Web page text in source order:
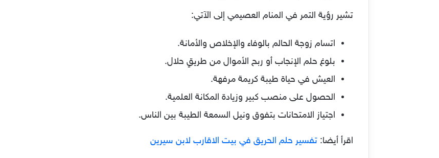
تشير رؤية التمر في المنام العصيمي إلى الآتي:
اتسام زوجة الحالم بالوفاء والإخلاص والأمانة.
بلوغ حلم الإنجاب أو ربح الأموال من طريقٍ حلال.
العيش في حياة طيبة كريمة مرفهة.
الحصول على منصب كبير وزيادة المكانة العلمية.
اجتياز الامتحانات بتفوق ونيل السمعة الطيبة بين الناس.
اقرأ أيضا: تفسير حلم الحريق في بيت الاقارب لابن سيرين